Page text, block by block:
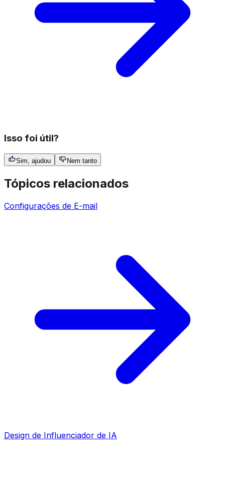
Isso foi útil?
Sim, ajudou Nem tanto
Tópicos relacionados
Configurações de E-mail
Design de Influenciador de IA